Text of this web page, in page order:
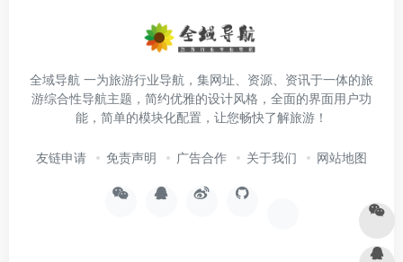
全域导航 一为旅游行业导航，集网址、资源、资讯于一体的旅
游综合性导航主题，简约优雅的设计风格，全面的界面用户功
能，简单的模块化配置，让您畅快了解旅游！
友链申请 免责声明 广告合作 关于我们 网站地图